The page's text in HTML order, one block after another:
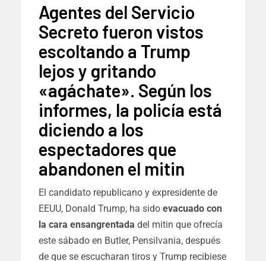
Agentes del Servicio
Secreto fueron vistos
escoltando a Trump
lejos y gritando
«agáchate». Según los
informes, la policía está
diciendo a los
espectadores que
abandonen el mitin
El candidato republicano y expresidente de
EEUU, Donald Trump, ha sido evacuado con
la cara ensangrentada del mitin que ofrecía
este sábado en Butler, Pensilvania, después
de que se escucharan tiros y Trump recibiese